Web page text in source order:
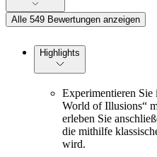
Alle 549 Bewertungen anzeigen
Highlights
Experimentieren Sie
World of Illusions“
erleben Sie
die mithilfe
wird.